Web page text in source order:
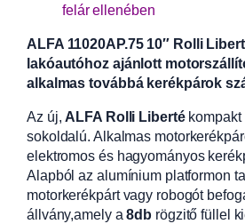
felár ellenében
ALFA 11020AP.75 10″ Rolli
lakóautóhoz ajánlott
alkalmas továbbá kerékpárok
Az új, ALFA Rolli Liberté
sokoldalú. Alkalmas
elektromos és hagyományos
Alapból az alumínium platformon
motorkerékpárt vagy robogót
állvány,amely a8db rögzitő füllel